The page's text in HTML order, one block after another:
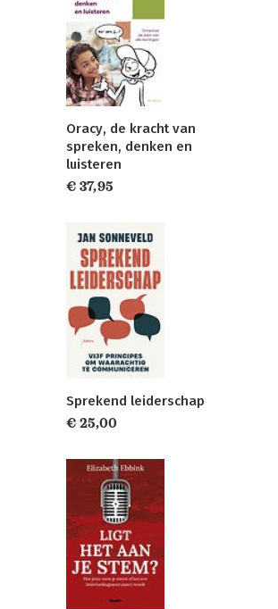
Oracy, de kracht van
spreken, denken en
luisteren
€ 37,95
Sprekend leiderschap
€ 25,00